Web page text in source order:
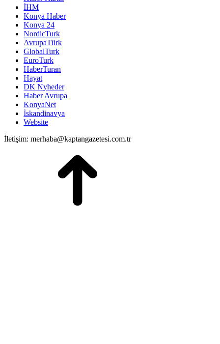
İHM
Konya Haber
Konya 24
NordicTurk
AvrupaTürk
GlobalTurk
EuroTurk
HaberTuran
Hayat
DK Nyheder
Haber Avrupa
KonyaNet
İskandinavya
Website
İletişim: merhaba@kaptangazetesi.com.tr